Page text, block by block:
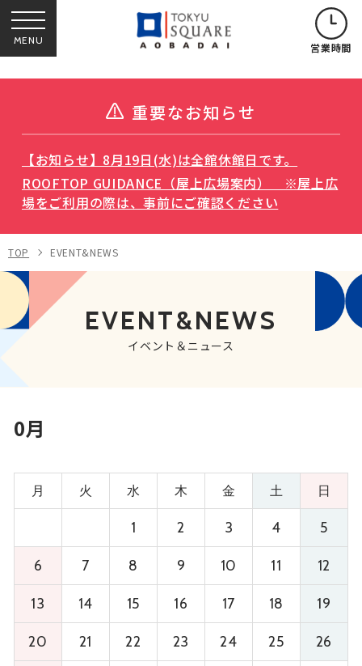
MENU 営業時間
重要なお知らせ
【お知らせ】8月19日(水)は全館休館日です。
ROOFTOP GUIDANCE（屋上広場案内） ※屋上広
場をご利用の際は、事前にご確認ください
TOP EVENT&NEWS
EVENT&NEWS
イベント＆ニュース
0月
月 火 水 木 金 土 日
1 2 3 4 5
6 7 8 9 10 11 12
13 14 15 16 17 18 19
20 21 22 23 24 25 26